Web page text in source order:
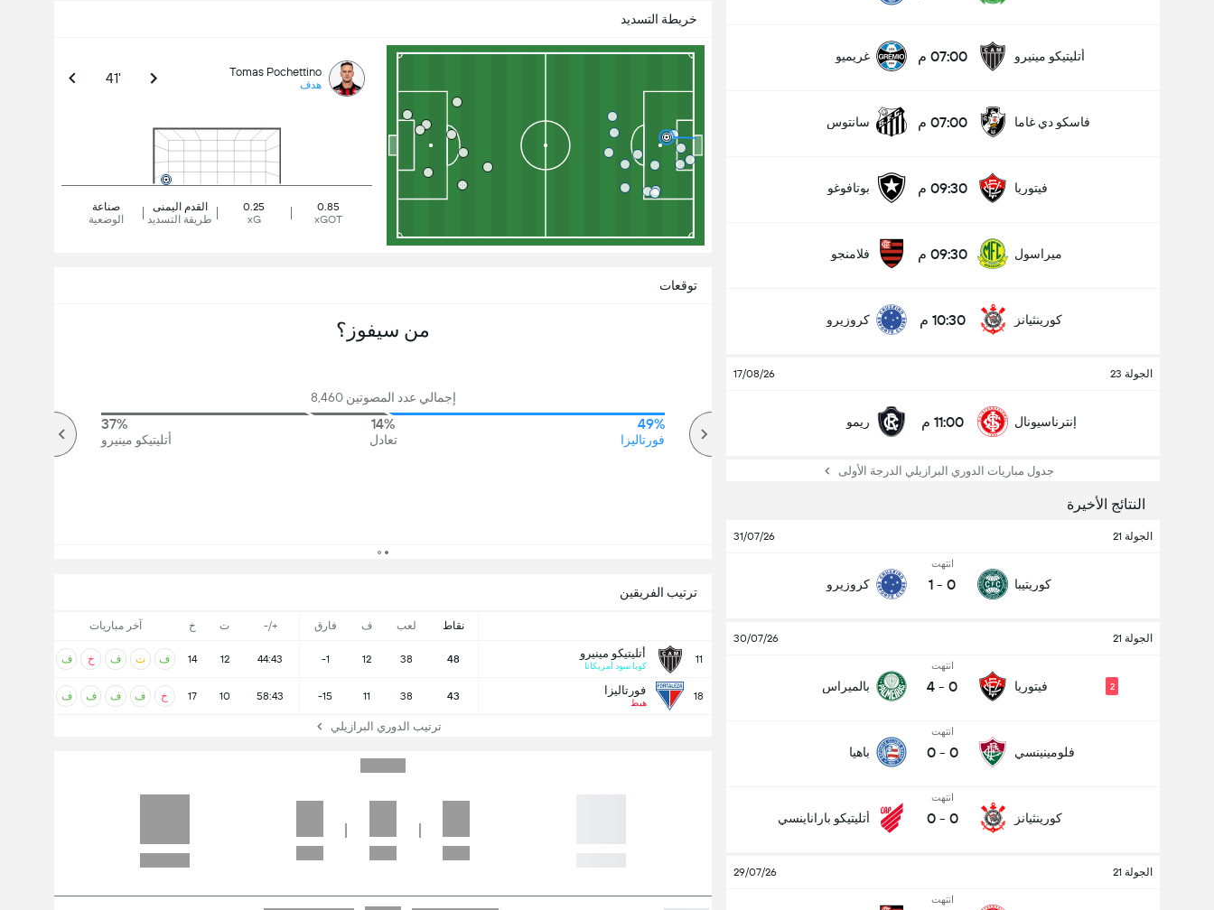
أتليتيكو مينيرو 07:00 م غريميو
فاسكو دي غاما 07:00 م سانتوس
فيتوريا 09:30 م بوتافوغو
ميراسول 09:30 م فلامنجو
كورينثيانز 10:30 م كروزيرو
الجولة 23 17/08/26
إنترناسيونال 11:00 م ريمو
جدول مباريات الدوري البرازيلي الدرجة الأولى
النتائج الأخيرة
الجولة 21 31/07/26
كوريتيبا
انتهت
0
-
1 كروزيرو
الجولة 21 30/07/26
فيتوريا 2
انتهت
0
-
4 بالميراس
فلومينينسي
انتهت
0
-
0 باهيا
كورينثيانز
انتهت
0
-
0 أتليتيكو باراناينسي
الجولة 21 29/07/26
انتهت
خريطة التسديد
Tomas Pochettino
هدف 41'
صناعة
الوضعية
القدم اليمنى
طريقة التسديد
0.25
xG
0.85
xGOT
ترتيب الفريقين
نقاط لعب ف فارق +/- ت خ آخر مباريات
11 أتليتيكو مينيرو
كوبا سود أمريكانا
48
38
12
-1
44:43
12
14 ف ت ف خ ف
18 فورتاليزا
هبط
43
38
11
-15
58:43
10
17 خ ف ف ف ف
ترتيب الدوري البرازيلي
توقعات
من سيفوز؟
إجمالي عدد المصوتين 8,460
49%
فورتاليزا
14%
تعادل
37%
أتليتيكو مينيرو
عدد الاهداف (2.5)